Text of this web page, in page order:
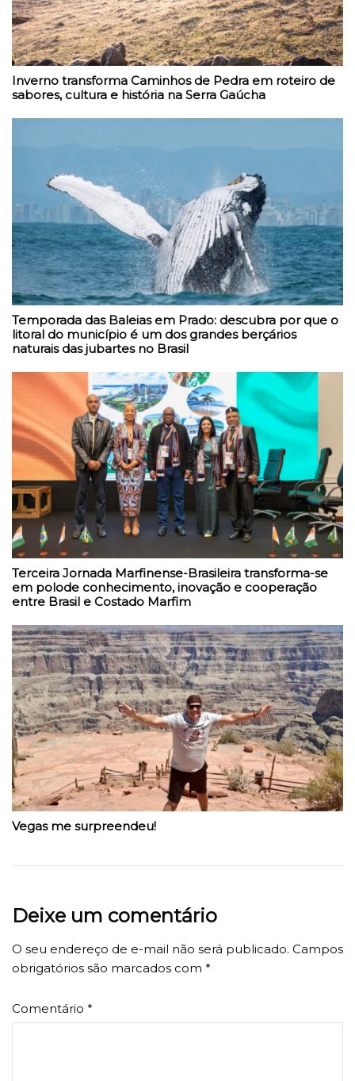
Inverno transforma Caminhos de Pedra em roteiro de
sabores, cultura e história na Serra Gaúcha
Temporada das Baleias em Prado: descubra por que o
litoral do município é um dos grandes berçários
naturais das jubartes no Brasil
Terceira Jornada Marfinense-Brasileira transforma-se
em polode conhecimento, inovação e cooperação
entre Brasil e Costado Marfim
Vegas me surpreendeu!
Deixe um comentário
O seu endereço de e-mail não será publicado. Campos
obrigatórios são marcados com *
Comentário *